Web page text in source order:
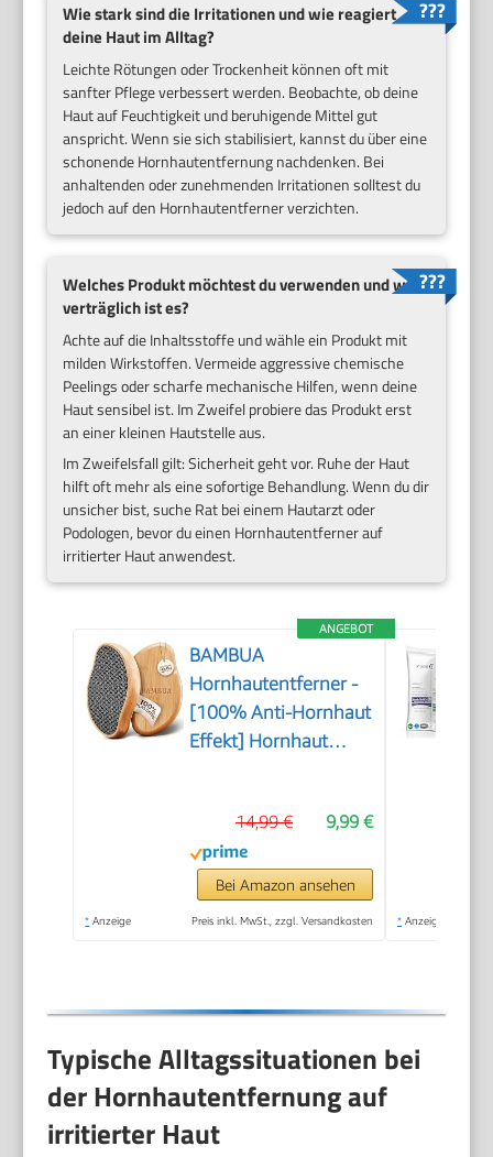
Wie stark sind die Irritationen und wie reagiert
deine Haut im Alltag?
Leichte Rötungen oder Trockenheit können oft mit
sanfter Pflege verbessert werden. Beobachte, ob deine
Haut auf Feuchtigkeit und beruhigende Mittel gut
anspricht. Wenn sie sich stabilisiert, kannst du über eine
schonende Hornhautentfernung nachdenken. Bei
anhaltenden oder zunehmenden Irritationen solltest du
jedoch auf den Hornhautentferner verzichten.
Welches Produkt möchtest du verwenden und wie
verträglich ist es?
Achte auf die Inhaltsstoffe und wähle ein Produkt mit
milden Wirkstoffen. Vermeide aggressive chemische
Peelings oder scharfe mechanische Hilfen, wenn deine
Haut sensibel ist. Im Zweifel probiere das Produkt erst
an einer kleinen Hautstelle aus.
Im Zweifelsfall gilt: Sicherheit geht vor. Ruhe der Haut
hilft oft mehr als eine sofortige Behandlung. Wenn du dir
unsicher bist, suche Rat bei einem Hautarzt oder
Podologen, bevor du einen Hornhautentferner auf
irritierter Haut anwendest.
ANGEBOT
BAMBUA
Hornhautentferner -
[100% Anti-Hornhaut
Effekt] Hornhaut
Füße - Effektives
Nano Glas -
Professionelle
Pediküre - Premium
9,99 €
14,99 €
Bei Amazon ansehen
* Anzeige Preis inkl. MwSt., zzgl. Versandkosten * Anzeige
Typische Alltagssituationen bei
der Hornhautentfernung auf
irritierter Haut